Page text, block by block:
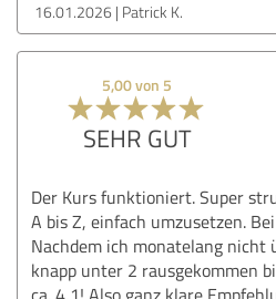
16.01.2026 Patrick K.
5,00 von 5
SEHR GUT
Der Kurs funktioniert. Super
A bis Z, einfach umzusetzen.
Nachdem ich monatelang nicht
knapp unter 2 rausgekommen